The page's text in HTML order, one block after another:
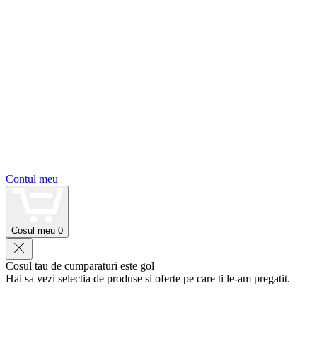
Contul meu
Cosul meu 0
Cosul tau de cumparaturi este gol
Hai sa vezi selectia de produse si oferte pe care ti le-am pregatit.